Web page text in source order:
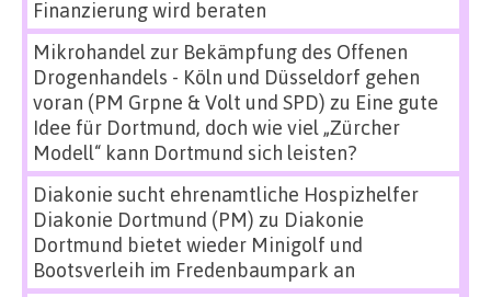
Finanzierung wird beraten
Mikrohandel zur Bekämpfung des Offenen
Drogenhandels - Köln und Düsseldorf gehen
voran (PM Grpne & Volt und SPD) zu Eine gute
Idee für Dortmund, doch wie viel „Zürcher
Modell“ kann Dortmund sich leisten?
Diakonie sucht ehrenamtliche Hospizhelfer
Diakonie Dortmund (PM) zu Diakonie
Dortmund bietet wieder Minigolf und
Bootsverleih im Fredenbaumpark an